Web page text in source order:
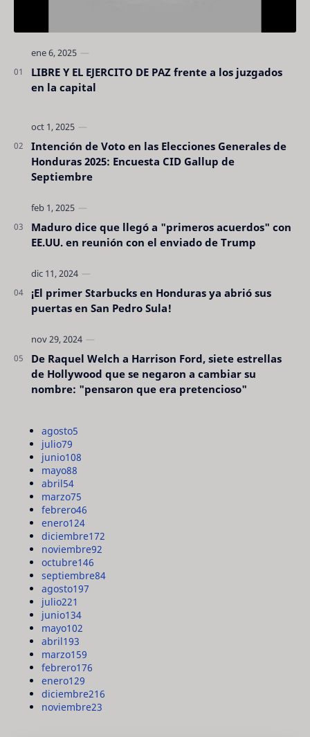
LIBRE Y EL EJERCITO DE PAZ frente a los juzgados
en la capital
Intención de Voto en las Elecciones Generales de
Honduras 2025: Encuesta CID Gallup de
Septiembre
Maduro dice que llegó a "primeros acuerdos" con
EE.UU. en reunión con el enviado de Trump
¡El primer Starbucks en Honduras ya abrió sus
puertas en San Pedro Sula!
De Raquel Welch a Harrison Ford, siete estrellas
de Hollywood que se negaron a cambiar su
nombre: "pensaron que era pretencioso"
agosto5
julio79
junio108
mayo88
abril54
marzo75
febrero46
enero124
diciembre172
noviembre92
octubre146
septiembre84
agosto197
julio221
junio134
mayo102
abril193
marzo159
febrero176
enero129
diciembre216
noviembre23